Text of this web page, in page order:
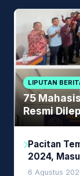
LIPUTAN
75
Resmi
Pesan
Pacitan
2024,
6 Agustus